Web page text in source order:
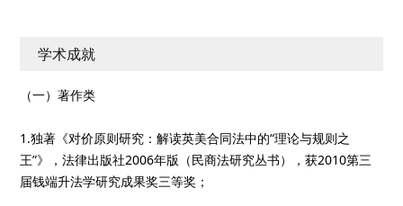
学术成就
（一）著作类
1.独著《对价原则研究：解读英美合同法中的“理论与规则之
王”》，法律出版社2006年版（民商法研究丛书），获2010第三
届钱端升法学研究成果奖三等奖；